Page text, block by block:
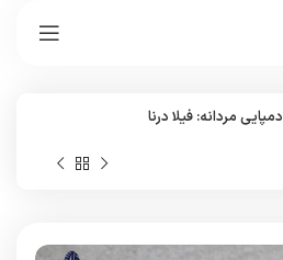
دمپایی مردانه: فیلا درنا